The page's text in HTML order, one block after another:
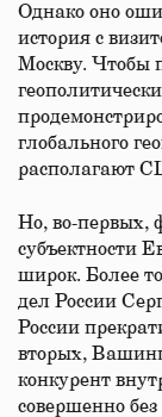
Однако оно
история с
Москву. Чтобы
глобального
располагают
Но, во-первых,
субъектности
широк. Более
дел России
России
вторых,
конкурент
совершенно без